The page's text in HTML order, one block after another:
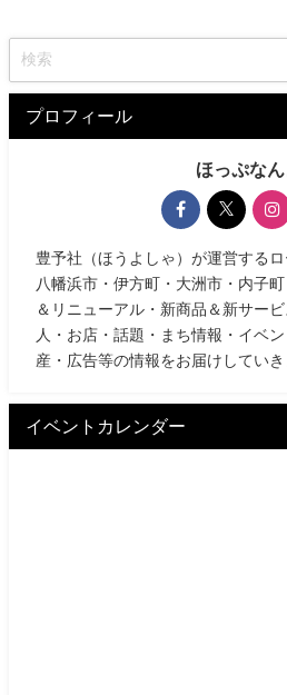
プロフィール
ほっぷなん
豊予社（ほうよしゃ）が運営するロ
八幡浜市・伊方町・大洲市・内子
＆リニューアル・新商品＆新サービ
人・お店・話題・まち情報・イベ
産・広告等の情報をお届けしていき
イベントカレンダー